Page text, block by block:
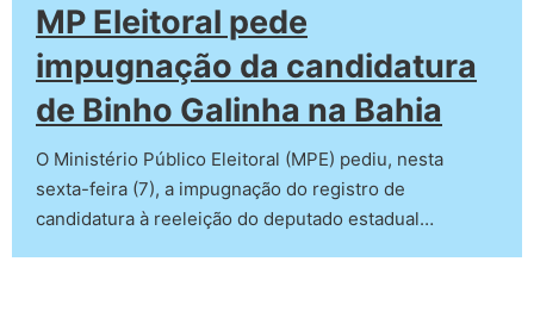
MP Eleitoral pede
impugnação da candidatura
de Binho Galinha na Bahia
O Ministério Público Eleitoral (MPE) pediu, nesta
sexta-feira (7), a impugnação do registro de
candidatura à reeleição do deputado estadual…